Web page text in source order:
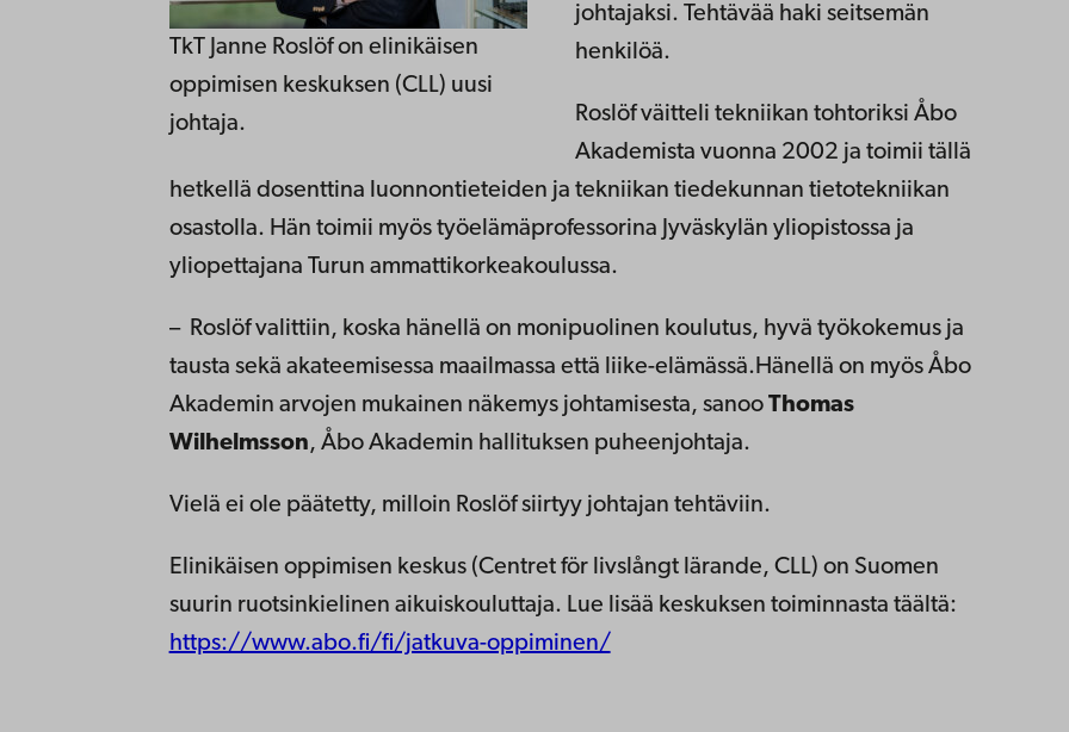
TkT Janne Roslöf on elinikäisen
oppimisen keskuksen (CLL) uusi
johtaja.
johtajaksi. Tehtävää haki seitsemän
henkilöä.
Roslöf väitteli tekniikan tohtoriksi Åbo
Akademista vuonna 2002 ja toimii tällä
hetkellä dosenttina luonnontieteiden ja tekniikan tiedekunnan tietotekniikan
osastolla. Hän toimii myös työelämäprofessorina Jyväskylän yliopistossa ja
yliopettajana Turun ammattikorkeakoulussa.
– Roslöf valittiin, koska hänellä on monipuolinen koulutus, hyvä työkokemus ja
tausta sekä akateemisessa maailmassa että liike-elämässä. Hänellä on myös Åbo
Akademin arvojen mukainen näkemys johtamisesta, sanoo Thomas
Wilhelmsson, Åbo Akademin hallituksen puheenjohtaja.
Vielä ei ole päätetty, milloin Roslöf siirtyy johtajan tehtäviin.
Elinikäisen oppimisen keskus (Centret för livslångt lärande, CLL) on Suomen
suurin ruotsinkielinen aikuiskouluttaja. Lue lisää keskuksen toiminnasta täältä:
https://www.abo.fi/fi/jatkuva-oppiminen/